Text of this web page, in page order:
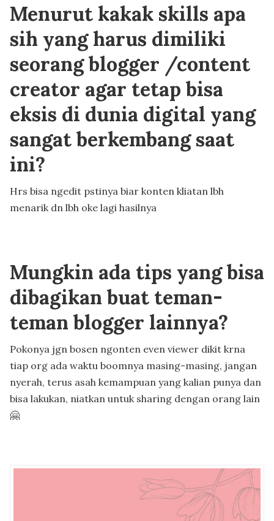
Menurut kakak skills apa
sih yang harus dimiliki
seorang blogger /content
creator agar tetap bisa
eksis di dunia digital yang
sangat berkembang saat
ini?
Hrs bisa ngedit pstinya biar konten kliatan lbh
menarik dn lbh oke lagi hasilnya
Mungkin ada tips yang bisa
dibagikan buat teman-
teman blogger lainnya?
Pokonya jgn bosen ngonten even viewer dikit krna
tiap org ada waktu boomnya masing-masing, jangan
nyerah, terus asah kemampuan yang kalian punya dan
bisa lakukan, niatkan untuk sharing dengan orang lain
🤗